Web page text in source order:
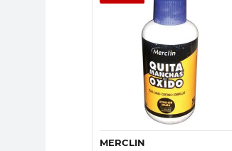
Vista rápida
MERCLIN